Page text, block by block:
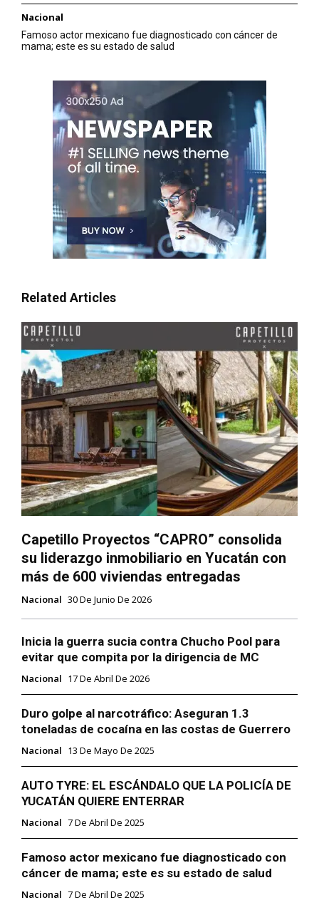
Nacional
Famoso actor mexicano fue diagnosticado con cáncer de
mama; este es su estado de salud
Related Articles
Capetillo Proyectos “CAPRO” consolida
su liderazgo inmobiliario en Yucatán con
más de 600 viviendas entregadas
Nacional 30 De Junio De 2026
Inicia la guerra sucia contra Chucho Pool para
evitar que compita por la dirigencia de MC
Nacional 17 De Abril De 2026
Duro golpe al narcotráfico: Aseguran 1.3
toneladas de cocaína en las costas de Guerrero
Nacional 13 De Mayo De 2025
AUTO TYRE: EL ESCÁNDALO QUE LA POLICÍA DE
YUCATÁN QUIERE ENTERRAR
Nacional 7 De Abril De 2025
Famoso actor mexicano fue diagnosticado con
cáncer de mama; este es su estado de salud
Nacional 7 De Abril De 2025